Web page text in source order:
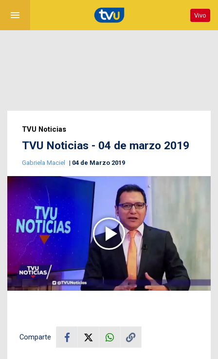
menu Vivo
TVU Noticias
TVU Noticias - 04 de marzo 2019
Gabriela Maciel 04 de Marzo 2019
Comparte